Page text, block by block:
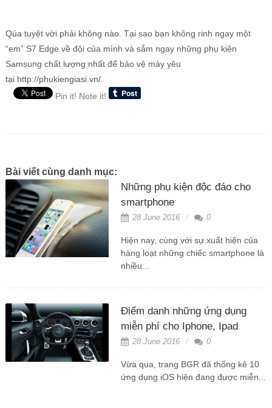
Qúa tuyệt vời phải không nào. Tại sao bạn không rinh ngay một
“em” S7 Edge về đội của mình và sắm ngay những phụ kiện
Samsung chất lượng nhất để bảo vệ máy yêu
tại http://phukiengiasi.vn/.
Pin it! Note it!
Bài viết cùng danh mục:
Những phụ kiện độc đáo cho
smartphone
28 June 2016 0
Hiện nay, cùng với sự xuất hiện của
hàng loạt những chiếc smartphone là
nhiều...
Điểm danh những ứng dụng
miễn phí cho Iphone, Ipad
28 June 2016 0
Vừa qua, trang BGR đã thống kê 10
ứng dụng iOS hiện đang được miễn...